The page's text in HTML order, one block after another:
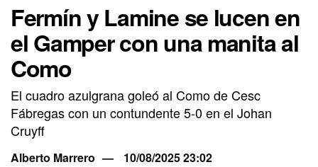
Fermín y Lamine se lucen en
el Gamper con una manita al
Como
El cuadro azulgrana goleó al Como de Cesc
Fábregas con un contundente 5-0 en el Johan
Cruyff
Alberto Marrero 10/08/2025 23:02